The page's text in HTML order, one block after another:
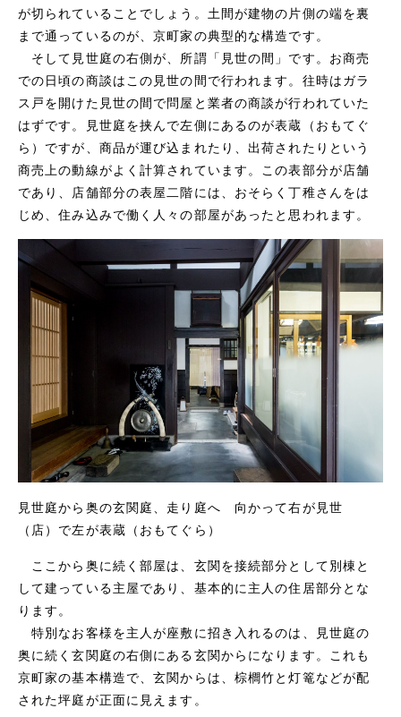
が切られていることでしょう。土間が建物の片側の端を裏
まで通っているのが、京町家の典型的な構造です。
そして見世庭の右側が、所謂「見世の間」です。お商売
での日頃の商談はこの見世の間で行われます。往時はガラ
ス戸を開けた見世の間で問屋と業者の商談が行われていた
はずです。見世庭を挟んで左側にあるのが表蔵（おもてぐ
ら）ですが、商品が運び込まれたり、出荷されたりという
商売上の動線がよく計算されています。この表部分が店舗
であり、店舗部分の表屋二階には、おそらく丁稚さんをは
じめ、住み込みで働く人々の部屋があったと思われます。
見世庭から奥の玄関庭、走り庭へ 向かって右が見世
（店）で左が表蔵（おもてぐら）
ここから奥に続く部屋は、玄関を接続部分として別棟と
して建っている主屋であり、基本的に主人の住居部分とな
ります。
特別なお客様を主人が座敷に招き入れるのは、見世庭の
奥に続く玄関庭の右側にある玄関からになります。これも
京町家の基本構造で、玄関からは、棕櫚竹と灯篭などが配
された坪庭が正面に見えます。